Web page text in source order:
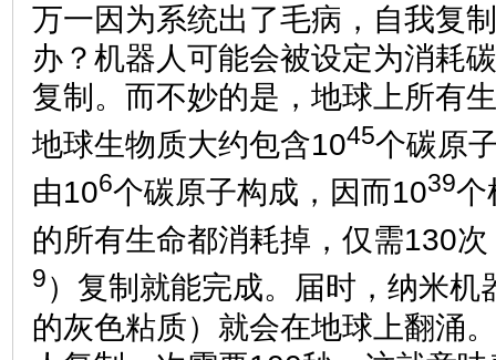
万一因为系统出了毛病，自我复
办？机器人可能会被设定为消耗
复制。而不妙的是，地球上所有
地球生物质大约包含1045个碳原
由106个碳原子构成，因而1039个
的所有生命都消耗掉，仅需130次
9）复制就能完成。届时，纳米机
的灰色粘质）就会在地球上翻涌